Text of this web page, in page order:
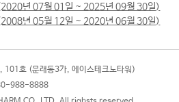
년 07월 01일 ~ 2025년 09월 30일)
년 05월 12일 ~ 2020년 06월 30일)
101호 (문래동3가, 에이스테크노타워)
988-8888